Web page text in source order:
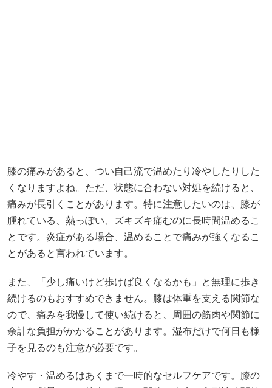
また、「少し痛いけど歩けば良くなるかも」と無理に歩き
続けるのもおすすめできません。膝は体重を支える関節な
ので、痛みを我慢して使い続けると、周囲の筋肉や関節に
余計な負担がかかることがあります。湿布だけで何日も様
子を見るのも注意が必要です。
冷やす・温めるはあくまで一時的なセルフケアです。膝の
痛みの背景には、筋肉の硬さ、関節の炎症、変形性膝関節
症、半月板の問題など、さまざまな要因が関係することが
あります。強い痛みや腫れがある場合は、早めに医療機関
へ来院しましょう。